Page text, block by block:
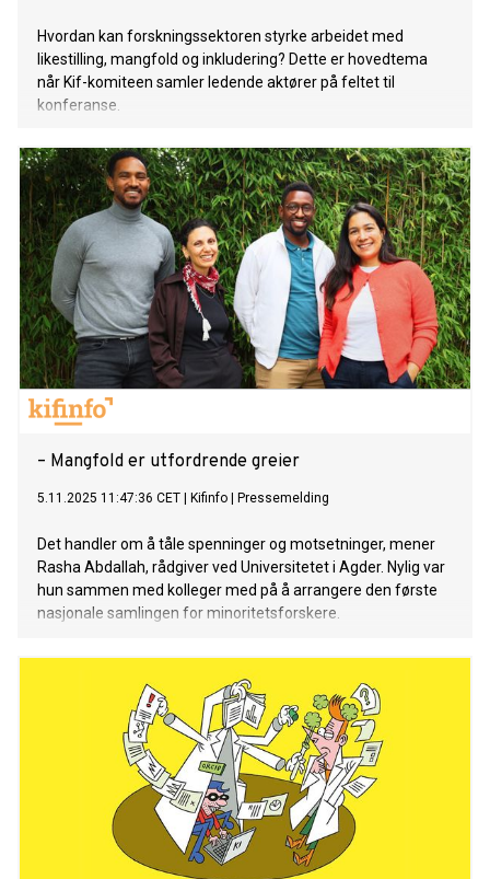
Hvordan kan forskningssektoren styrke arbeidet med
likestilling, mangfold og inkludering? Dette er hovedtema
når Kif-komiteen samler ledende aktører på feltet til
konferanse.
– Mangfold er utfordrende greier
5.11.2025 11:47:36 CET Kifinfo Pressemelding
Det handler om å tåle spenninger og motsetninger, mener
Rasha Abdallah, rådgiver ved Universitetet i Agder. Nylig var
hun sammen med kolleger med på å arrangere den første
nasjonale samlingen for minoritetsforskere.